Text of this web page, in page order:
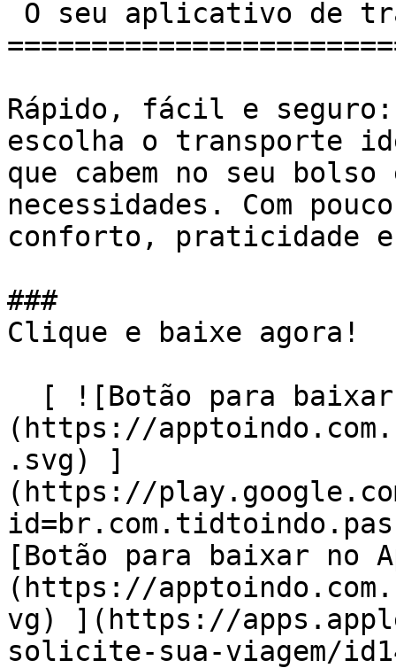
Rápido, fácil e
escolha o transporte
que cabem no seu bolso
necessidades. Com
conforto, praticidade e
###
Clique e baixe agora!
(https://
.svg) ]
(https://
[Botão para baixar no
(https://
vg) ](https://
solicite-sua-viagem/